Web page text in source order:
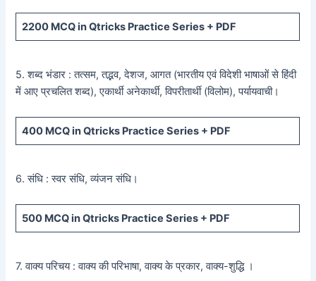
2200 MCQ in Qtricks Practice Series + PDF
5. शब्द भंडार : तत्सम, तद्भव, देशज, आगत (भारतीय एवं विदेशी भाषाओं से हिंदी
में आए प्रचलित शब्द), एकार्थी अनेकार्थी, विपरीतार्थी (विलोम), पर्यायवाची।
400 MCQ in Qtricks Practice Series + PDF
6. संधि : स्वर संधि, व्यंजन संधि।
500 MCQ in Qtricks Practice Series + PDF
7. वाक्य परिचय : वाक्य की परिभाषा, वाक्य के प्रकार, वाक्य-शुद्धि ।